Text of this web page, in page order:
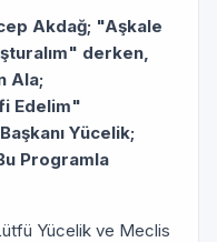
Akdağ; "Aşkale
derken,
Ala;
Edelim"
Başkanı Yücelik;
Programla
Yücelik ve Meclis